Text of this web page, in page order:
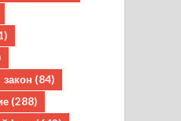
закон (84)
(288)